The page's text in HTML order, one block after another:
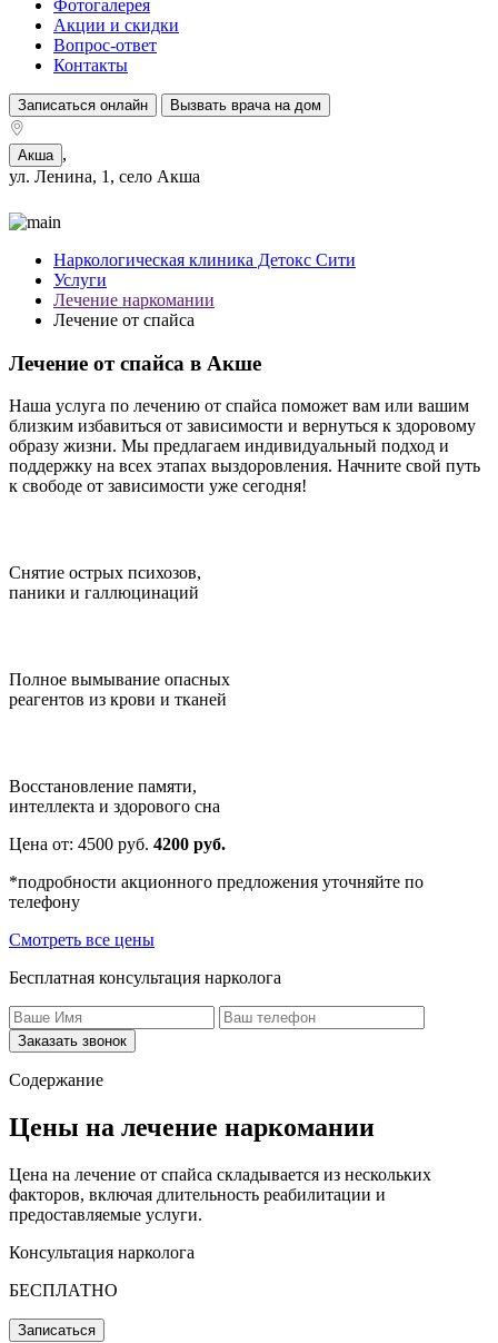
Фотогалерея
Акции и скидки
Вопрос-ответ
Контакты
Записаться онлайн Вызвать врача на дом
Акша ,
ул. Ленина, 1, село Акша
Наркологическая клиника Детокс Сити
Услуги
Лечение наркомании
Лечение от спайса
Лечение от спайса в Акше
Наша услуга по лечению от спайса поможет вам или вашим
близким избавиться от зависимости и вернуться к здоровому
образу жизни. Мы предлагаем индивидуальный подход и
поддержку на всех этапах выздоровления. Начните свой путь
к свободе от зависимости уже сегодня!
Снятие острых психозов,
паники и галлюцинаций
Полное вымывание опасных
реагентов из крови и тканей
Восстановление памяти,
интеллекта и здорового сна
Цена от: 4500 руб. 4200 руб.
*подробности акционного предложения уточняйте по
телефону
Смотреть все цены
Бесплатная консультация нарколога
Заказать звонок
Содержание
Цены на лечение наркомании
Цена на лечение от спайса складывается из нескольких
факторов, включая длительность реабилитации и
предоставляемые услуги.
Консультация нарколога
БЕСПЛАТНО
Записаться